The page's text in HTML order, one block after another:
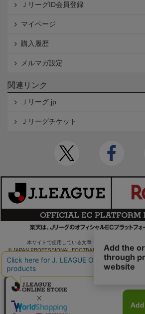
ＪリーグID会員登録
マイページ
購入履歴
メルマガ設定
関連リンク
Ｊリーグ.jp
Ｊリーグチケット
本サイトで使用している文章・画像等の無断での複
© JAPAN PROFESSIONAL FOOTBALL LEAGUE
SERVED.